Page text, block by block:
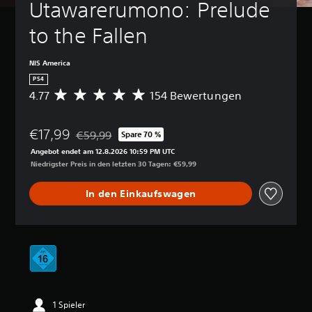
Utawarerumono: Prelude
to the Fallen
NIS America
PS4
D
c
h
n
l
c
B
4.77 154 Bewertungen
€17,99 Preisnachlass gegenüber dem Originalpreis von
€59,99 Spare 70 %
Angebot endet am 12.8.2026 10:59 PM UTC
Niedrigster Preis in den letzten 30 Tagen: €59,99
In den Einkaufswagen
1 Spieler